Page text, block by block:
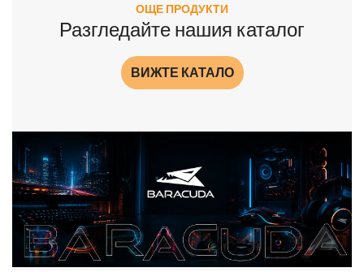
ОЩЕ ПРОДУКТИ
Разгледайте нашия каталог
ВИЖТЕ КАТАЛО